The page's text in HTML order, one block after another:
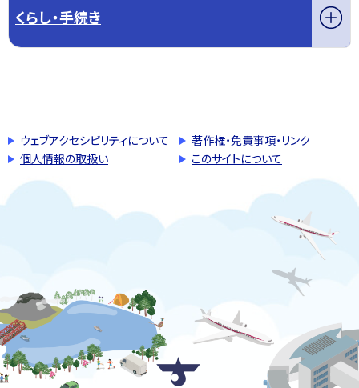
くらし・手続き
ウェブアクセシビリティについて
著作権・免責事項・リンク
個人情報の取扱い
このサイトについて